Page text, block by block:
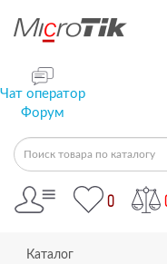
Чат оператор
Форум
0
Каталог